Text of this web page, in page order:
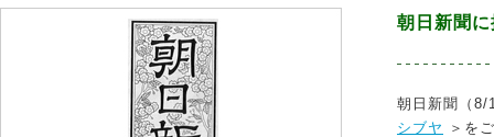
朝日新聞
朝日新聞（
シブヤ
＞を